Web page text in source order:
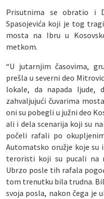
Prisutnima se obratio i
Spasojevića koji je tog
mosta na Ibru u
metkom.
“U jutarnjim časovima,
prešla u severni deo
lokale, da napada ljude,
zahvaljujući čuvarima
oni su pobegli u južni deo
ali i dela scenarija koji su
počeli rafali po
Automatsko oružje koje su
teroristi koji su pucali na
Ubrzo posle tih rafala
tom trenutku bila trudna.
svoja posla, nakon čega je